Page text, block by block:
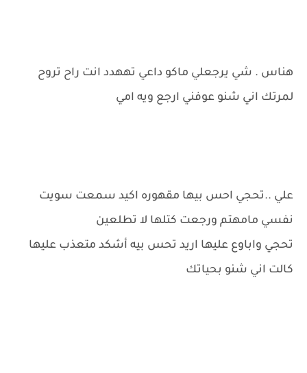
هناس . شي يرجعلي ماكو داعي تههدد انت راح تروح
لمرتك اني شنو عوفني ارجع ويه امي
علي ..تحجي احس بيها مقهوره اكيد سمعت سويت
نفسي مامهتم ورجعت كتلها لا تطلعين
تحجي واباوع عليها اريد تحس بيه أشكد متعذب عليها
كالت اني شنو بحياتك